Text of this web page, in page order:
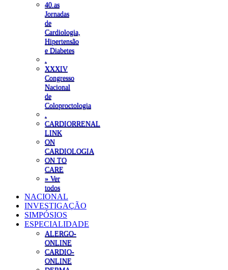
40.as
Jornadas
de
Cardiologia,
Hipertensão
e Diabetes
XXXIV
Congresso
Nacional
de
Coloproctologia
CARDIORRENAL
LINK
ON
CARDIOLOGIA
ON TO
CARE
» Ver
todos
NACIONAL
INVESTIGAÇÃO
SIMPÓSIOS
ESPECIALIDADE
ALERGO-
ONLINE
CARDIO-
ONLINE